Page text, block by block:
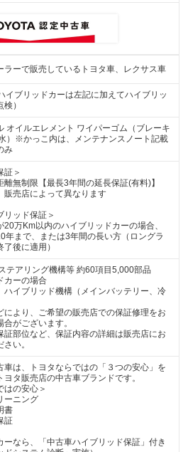
ラーで販売しているトヨタ車、レクサス車
ブリッドカーは左記に加えてハイブリッ
）
オイルエレメント ワイパーゴム（ブレーキ
）※かっこ内は、メンテナンスノート記載
み
証＞
離無制限【最長3年間の延長保証(有料)】
売店によって異なります
リッド保証＞
20万Km以内のハイブリッドカーの場合、
年まで、または3年間の長い方（ロングラ
後に適用）
テアリング機構等 約60項目5,000部品
カーの場合
ハイブリッド機構（メインバッテリー、冷
より、ご希望の販売店での保証修理をお
がございます。
部位など、保証内容の詳細は販売店にお
い。
車は、トヨタならではの「３つの安心」を
ヨタ販売店の中古車ブランドです。
はの安心＞
ーニング
書
証
ーなら、「中古車ハイブリッド保証」付き